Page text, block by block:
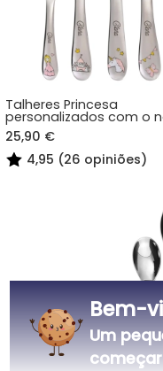
Talheres Princesa
personalizados com o
25,90 €
4,95 (26 opiniões)
Bem-
Um
começar